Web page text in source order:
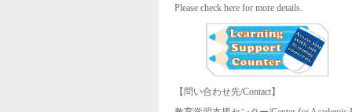
Please check here for more details.
【問い合わせ先/Contact】